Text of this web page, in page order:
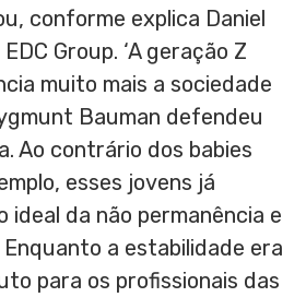
conforme explica Daniel
Group. ‘A geração Z
muito mais a sociedade
Bauman defendeu
Ao contrário dos babies
esses jovens já
ideal da não permanência e
a estabilidade era
para os profissionais das